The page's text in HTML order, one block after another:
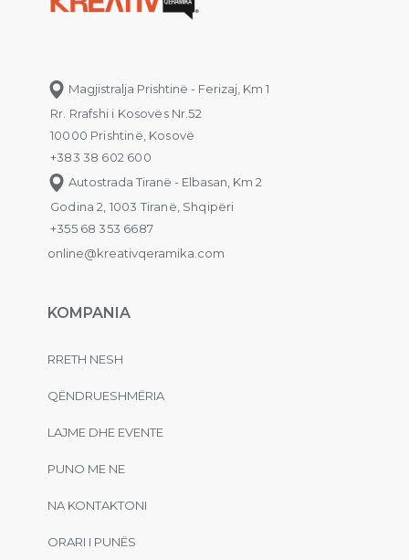
Magjistralja Prishtinë - Ferizaj, Km 1
Rr. Rrafshi i Kosovës Nr.52
10000 Prishtinë, Kosovë
+383 38 602 600
Autostrada Tiranë - Elbasan, Km 2
Godina 2, 1003 Tiranë, Shqipëri
+355 68 353 6687
online@kreativqeramika.com
KOMPANIA
RRETH NESH
QËNDRUESHMËRIA
LAJME DHE EVENTE
PUNO ME NE
NA KONTAKTONI
ORARI I PUNËS